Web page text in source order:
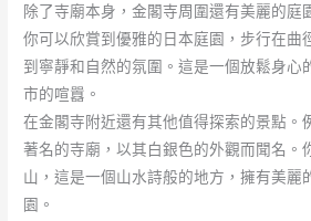
除了寺廟本身，金閣寺周圍還有美麗的庭
你可以欣賞到優雅的日本庭園，步行在曲
到寧靜和自然的氛圍。這是一個放鬆身心
市的喧囂。
在金閣寺附近還有其他值得探索的景點。
著名的寺廟，以其白銀色的外觀而聞名。
山，這是一個山水詩般的地方，擁有美麗
園。